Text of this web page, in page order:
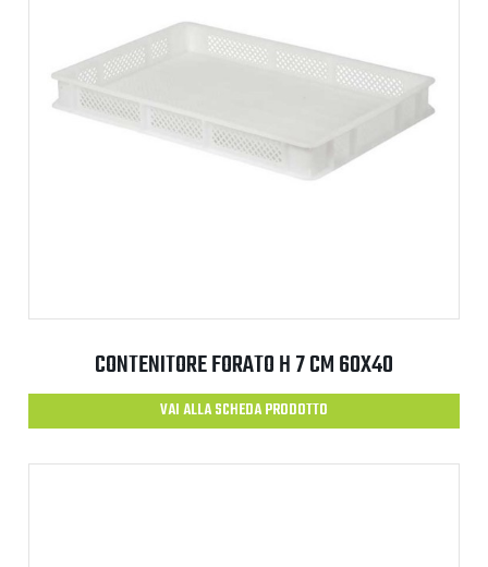
CONTENITORE FORATO H 7 CM 60X40
VAI ALLA SCHEDA PRODOTTO